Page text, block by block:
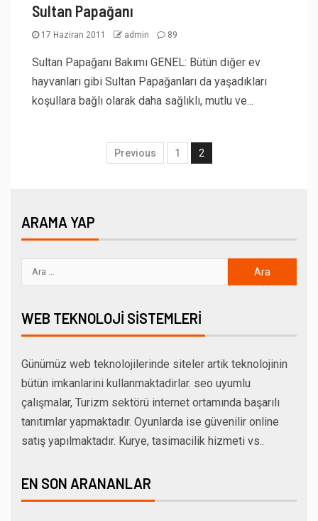
Sultan Papağanı
17 Haziran 2011 admin 89
Sultan Papağanı Bakımı GENEL: Bütün diğer ev
hayvanları gibi Sultan Papağanları da yaşadıkları
koşullara bağlı olarak daha sağlıklı, mutlu ve...
Previous 1 2
ARAMA YAP
WEB TEKNOLOJI SISTEMLERI
Günümüz web teknolojilerinde siteler artik teknolojinin
bütün imkanlarini kullanmaktadirlar. seo uyumlu
çalışmalar, Turizm sektörü internet ortamında başarılı
tanıtımlar yapmaktadır. Oyunlarda ise güvenilir online
satış yapılmaktadır. Kurye, tasimacilik hizmeti vs..
EN SON ARANANLAR